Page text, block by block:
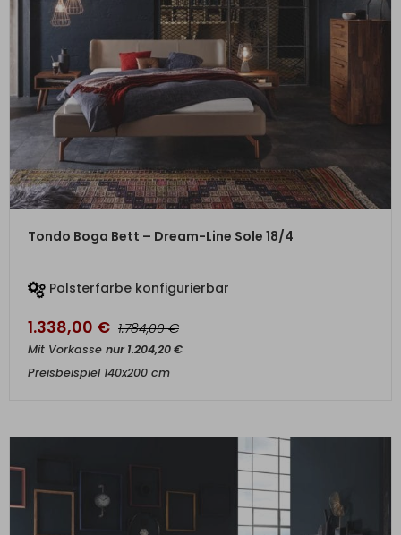
ZUM PRODUKT
Tondo Boga Bett – Dream-Line Sole 18/4
Polsterfarbe konfigurierbar
1.338,00 € 1.784,00€
Mit Vorkasse nur1.204,20€
Preisbeispiel 140x200 cm